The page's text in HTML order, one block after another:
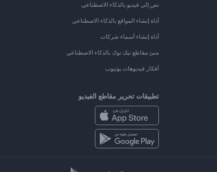
نص إلى فيديو بالذكاء الاصطناعي
أداة إنشاء المواقع بالذكاء الاصطناعي
أداة إنشاء أسماء شركات
منئ مقاطع تيك توك بالذكاء الاصطناعي
أفكار فيديوهات يوتيوب
تطبيقات تحرير مقاطع الفيديو